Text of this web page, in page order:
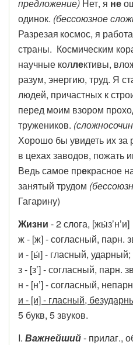
предложение) Нет, я не
одинок. (бессоюзное
Разрезая космос, я
страны. Космическим
научные коллективы,
разум, энергию, труд. Я
людей, причастных к
перед моим взором
тружеников.
Хорошо бы увидеть их за
в цехах заводов, пожать
Ведь самое прекрасное
занятый трудом
Гагарину)
Жизни - 2 слога, [жы́з’н’и]
ж - [ж] - согласный, парн.
и - [ы́] - гласный, ударный;
з - [з’] - согласный, парн.
н - [н’] - согласный,
и - [и] - гласный,
5 букв, 5 звуков.
I. Важнейший- прилаг.,